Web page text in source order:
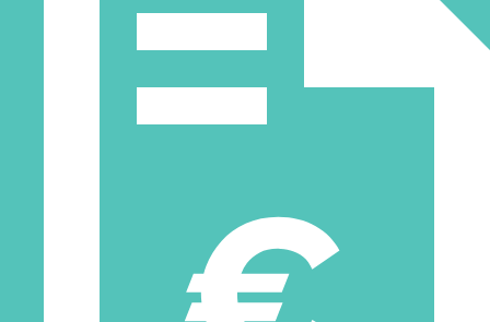
más información sobre nuestras soluciones avanzadas de